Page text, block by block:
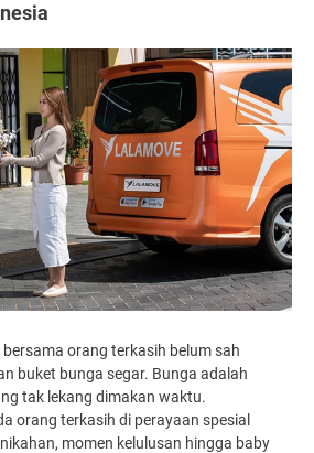
orang terkasih belum sah
buket bunga segar. Bunga adalah
tak lekang dimakan waktu.
orang terkasih di perayaan spesial
momen kelulusan hingga baby